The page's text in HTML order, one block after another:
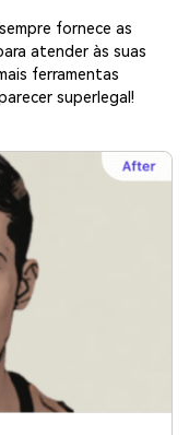
fornece as
atender às suas
ferramentas
superlegal!